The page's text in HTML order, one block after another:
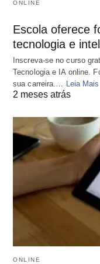
ONLINE
Escola oferece
tecnologia e
Inscreva-se no curso
Tecnologia e IA online.
sua carreira.… Leia Mais
2 meses atrás
ONLINE